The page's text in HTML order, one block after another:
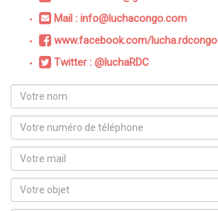
Mail : info@luchacongo.com
www.facebook.com/lucha.rdcongo
Twitter : @luchaRDC